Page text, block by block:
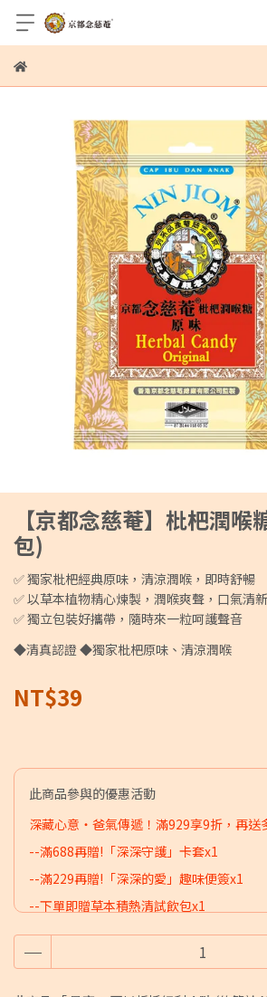
【京都念慈菴】枇杷潤
包)
✅ 獨家枇杷經典原味，清涼潤喉，即時舒暢
✅ 以草本植物精心煉製，潤喉爽聲，口氣清新
✅ 獨立包裝好攜帶，隨時來一粒呵護聲音
◆清真認證 ◆獨家枇杷原味、清涼潤喉
NT$39
此商品參與的優惠活動
深藏心意・爸氣傳遞！滿929享9折，再送
--滿688再贈!「深深守護」卡套x1
--滿229再贈!「深深的愛」趣味便簽x1
--下單即贈草本積熱清試飲包x1